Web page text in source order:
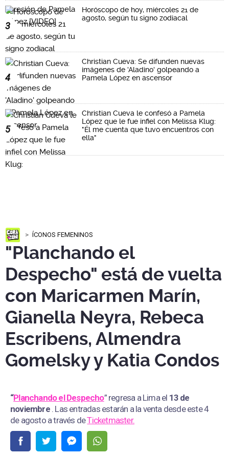
3
Horóscopo de hoy, miércoles 21 de
agosto, según tu signo zodiacal
4
Christian Cueva: Se difunden nuevas
imágenes de 'Aladino' golpeando a
Pamela López en ascensor
5
Christian Cueva le confesó a Pamela
López que le fue infiel con Melissa Klug:
"Él me cuenta que tuvo encuentros con
ella"
ÍCONOS FEMENINOS
"Planchando el
Despecho" está de vuelta
con Maricarmen Marín,
Gianella Neyra, Rebeca
Escribens, Almendra
Gomelsky y Katia Condos
“Planchando el Despecho” regresa a Lima el 13 de
noviembre . Las entradas estarán a la venta desde este 4
de agosto a través deTicketmaster.